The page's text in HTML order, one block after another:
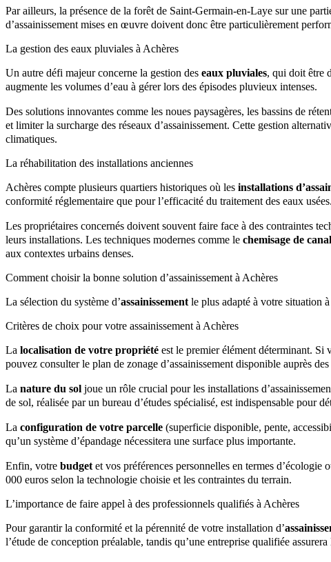
Par ailleurs, la présence de la forêt de Saint-Germain-en-Laye sur une
d’assainissement mises en œuvre doivent donc être particulièrement
La gestion des eaux pluviales à Achères
Un autre défi majeur concerne la gestion des eaux pluviales, qui doit être
augmente les volumes d’eau à gérer lors des épisodes pluvieux intenses.
Des solutions innovantes comme les noues paysagères, les bassins de
et limiter la surcharge des réseaux d’assainissement. Cette gestion
climatiques.
La réhabilitation des installations anciennes
Achères compte plusieurs quartiers historiques où les installations
conformité réglementaire que pour l’efficacité du traitement des eaux usées.
Les propriétaires concernés doivent souvent faire face à des contraintes
leurs installations. Les techniques modernes comme le chemisage de
aux contextes urbains denses.
Comment choisir la bonne solution d’assainissement à Achères
La sélection du système d’assainissement le plus adapté à votre situation
Critères de choix pour votre assainissement à Achères
La localisation de votre propriété est le premier élément déterminant. Si
pouvez consulter le plan de zonage d’assainissement disponible auprès
La nature du sol joue un rôle crucial pour les installations
de sol, réalisée par un bureau d’études spécialisé, est indispensable
La configuration de votre parcelle (superficie disponible, pente,
qu’un système d’épandage nécessitera une surface plus importante.
Enfin, votre budget et vos préférences personnelles en termes
000 euros selon la technologie choisie et les contraintes du terrain.
L’importance de faire appel à des professionnels qualifiés à Achères
Pour garantir la conformité et la pérennité de votre installation d’
l’étude de conception préalable, tandis qu’une entreprise qualifiée